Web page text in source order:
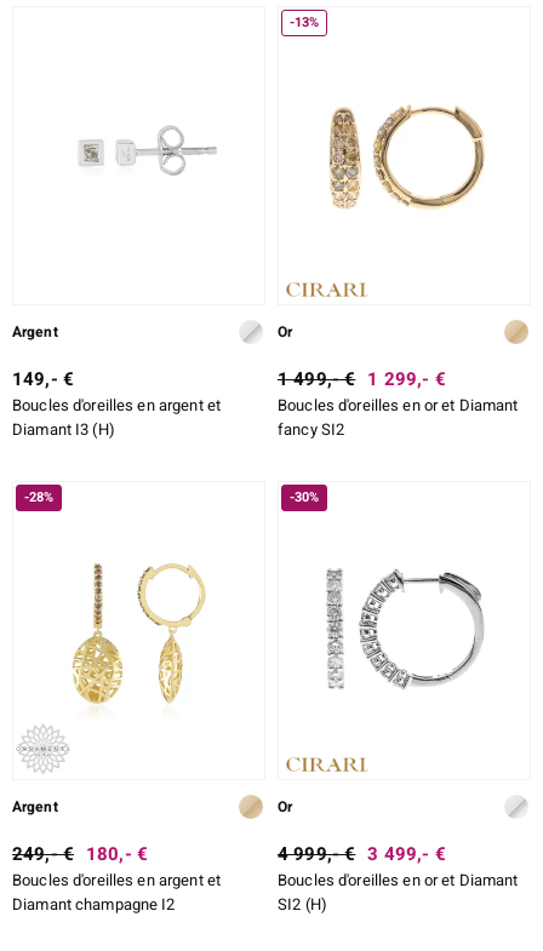
Argent
149,- €
Boucles d'oreilles en argent et
Diamant I3 (H)
-13%
Or
1 499,- € 1 299,- €
Boucles d'oreilles en or et Diamant
fancy SI2
-28%
Argent
249,- € 180,- €
Boucles d'oreilles en argent et
Diamant champagne I2
-30%
Or
4 999,- € 3 499,- €
Boucles d'oreilles en or et Diamant
SI2 (H)